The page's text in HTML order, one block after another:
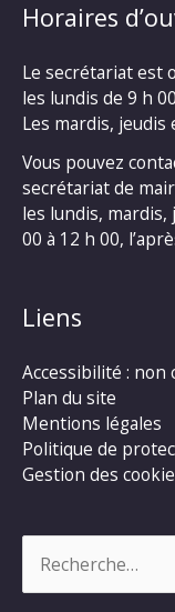
Horaires
Le secrétariat est
les lundis de 9 h
Les mardis, jeudis
Vous pouvez
secrétariat de
les lundis,
00 à 12 h 00,
Liens
Accessibilité : non
Plan du site
Mentions légales
Politique de
Gestion des